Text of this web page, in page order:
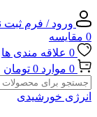
ورود / فرم ثبت
0 مقایسه
0 علاقه مندی ها
0 موارد 0 تومان
انرژی خورشیدی